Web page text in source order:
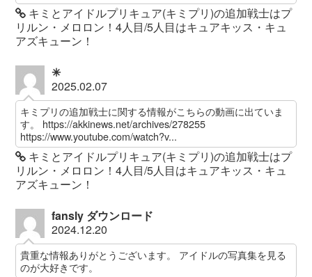
キミとアイドルプリキュア(キミプリ)の追加戦士はプ
リルン・メロロン！4人目/5人目はキュアキッス・キュ
アズキューン！
✳︎
2025.02.07
キミプリの追加戦士に関する情報がこちらの動画に出ていま
す。 https://akkinews.net/archives/278255
https://www.youtube.com/watch?v...
キミとアイドルプリキュア(キミプリ)の追加戦士はプ
リルン・メロロン！4人目/5人目はキュアキッス・キュ
アズキューン！
fansly ダウンロード
2024.12.20
貴重な情報ありがとうございます。 アイドルの写真集を見る
のが大好きです。